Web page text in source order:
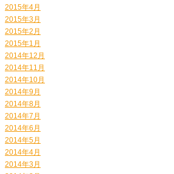
2015年4月
2015年3月
2015年2月
2015年1月
2014年12月
2014年11月
2014年10月
2014年9月
2014年8月
2014年7月
2014年6月
2014年5月
2014年4月
2014年3月